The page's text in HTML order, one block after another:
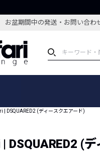
お盆期間中の発送・お問い合わ
探す
コ
| DSQUARED2 (ディースクエアード)
DSQUARED2 (